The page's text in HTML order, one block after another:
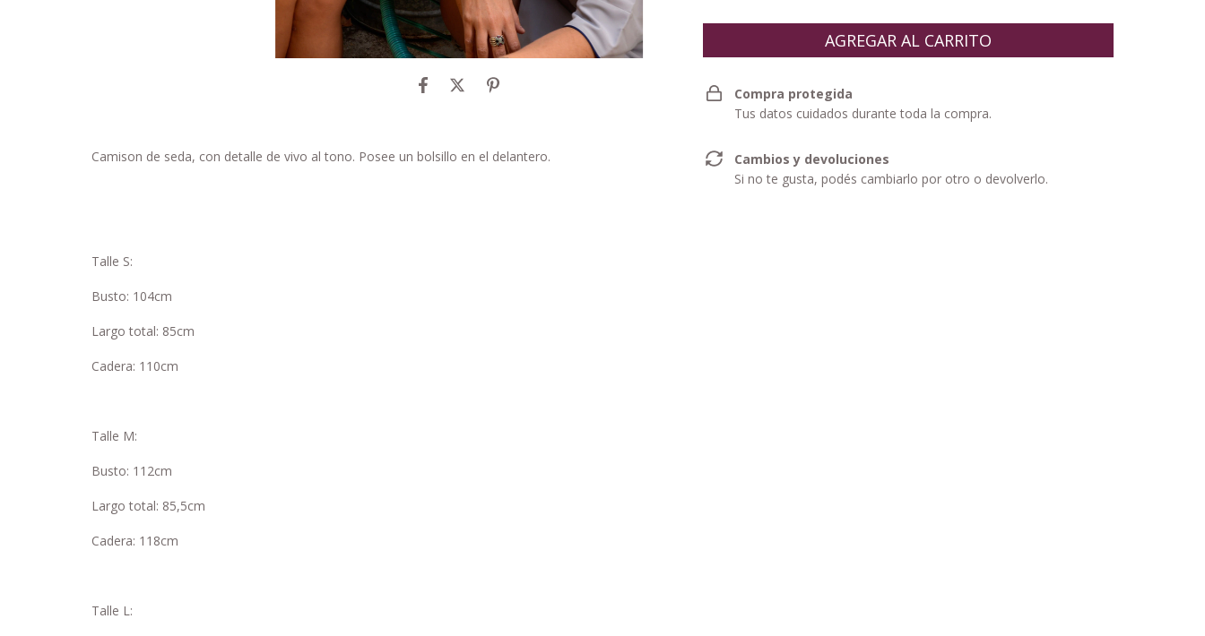
Camison de seda, con detalle de vivo al tono. Posee un bolsillo en el delantero.
Talle S:
Busto: 104cm
Largo total: 85cm
Cadera: 110cm
Talle M:
Busto: 112cm
Largo total: 85,5cm
Cadera: 118cm
Talle L:
Compra protegida
Tus datos cuidados durante toda la compra.
Cambios y devoluciones
Si no te gusta, podés cambiarlo por otro o devolverlo.